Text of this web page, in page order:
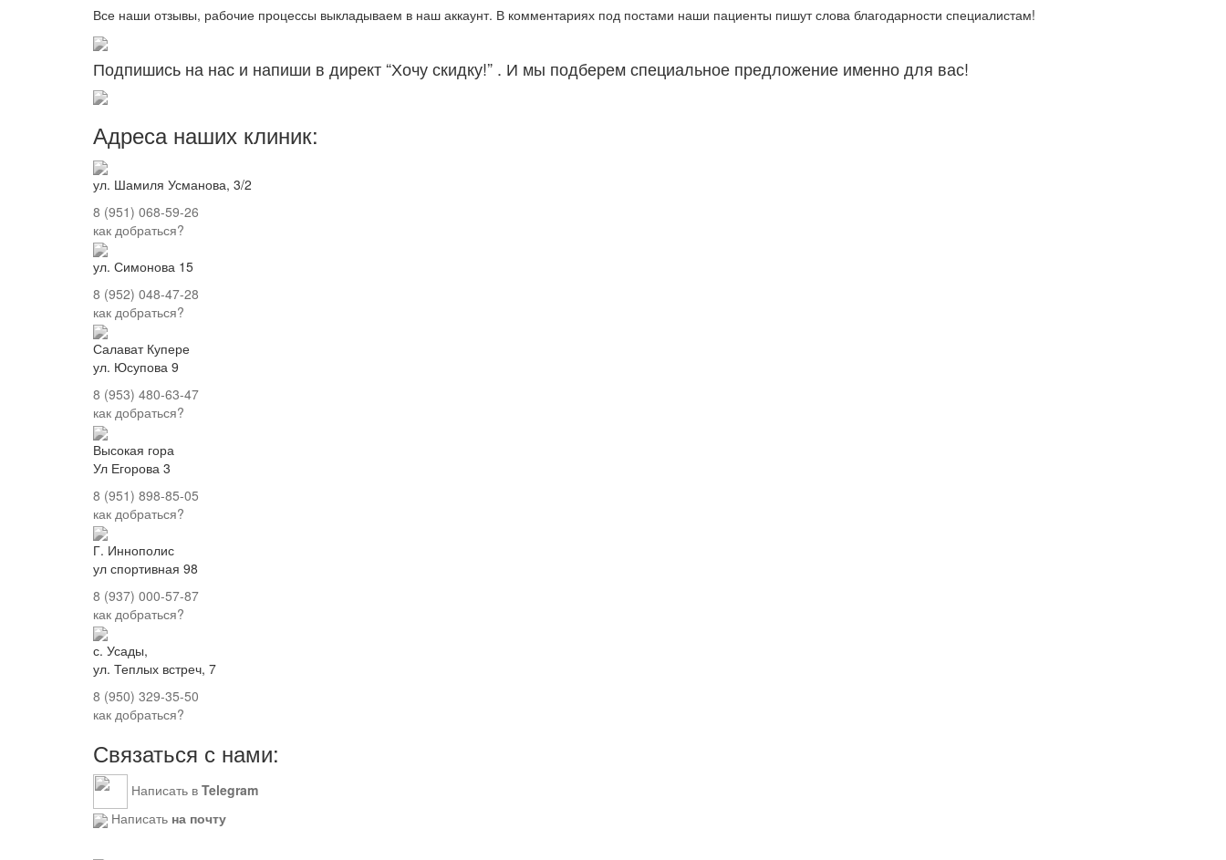
Все наши отзывы, рабочие процессы выкладываем в наш аккаунт. В комментариях под постами наши пациенты пишут слова благодарности специалистам!
Подпишись на нас и напиши в директ “Хочу скидку!” . И мы подберем специальное предложение именно для вас!
Адреса наших клиник:
ул. Шамиля Усманова, 3/2
8 (951) 068-59-26
как добраться?
ул. Симонова 15
8 (952) 048-47-28
как добраться?
Салават Купере
ул. Юсупова 9
8 (953) 480-63-47
как добраться?
Высокая гора
Ул Егорова 3
8 (951) 898-85-05
как добраться?
Г. Иннополис
ул спортивная 98
8 (937) 000-57-87
как добраться?
с. Усады,
ул. Теплых встреч, 7
8 (950) 329-35-50
как добраться?
Связаться с нами:
Написать в Telegram
Написать на почту